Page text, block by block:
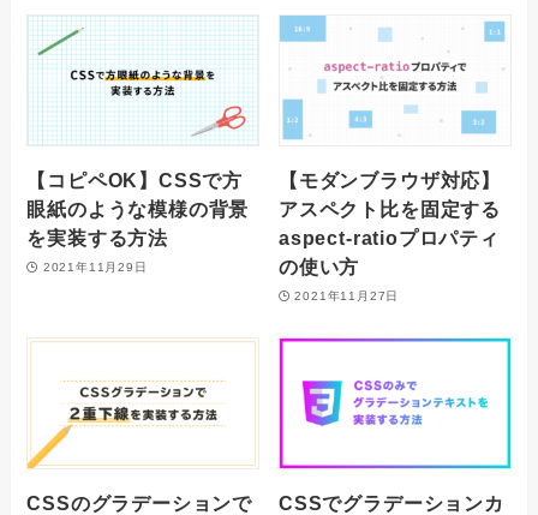
【コピペOK】CSSで方
眼紙のような模様の背景
を実装する方法
2021年11月29日
【モダンブラウザ対応】
アスペクト比を固定する
aspect-ratioプロパティ
の使い方
2021年11月27日
CSSのグラデーションで
CSSでグラデーションカ